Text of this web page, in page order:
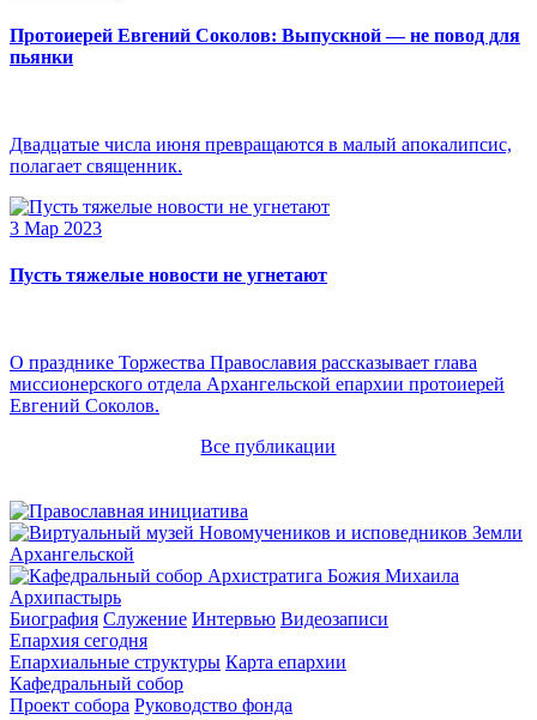
Протоиерей Евгений Соколов: Выпускной — не повод для
пьянки
Двадцатые числа июня превращаются в малый апокалипсис,
полагает священник.
3 Мар 2023
Пусть тяжелые новости не угнетают
О празднике Торжества Православия рассказывает глава
миссионерского отдела Архангельской епархии протоиерей
Евгений Соколов.
Все публикации
Архипастырь
Биография Служение Интервью Видеозаписи
Епархия сегодня
Епархиальные структуры Карта епархии
Кафедральный собор
Проект собора Руководство фонда